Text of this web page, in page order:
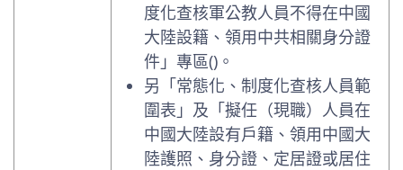
度化查核軍公教人員不得在中國
大陸設籍、領用中共相關身分證
件」專區()。
另「常態化、制度化查核人員範
圍表」及「擬任（現職）人員在
中國大陸設有戶籍、領用中國大
陸護照、身分證、定居證或居住